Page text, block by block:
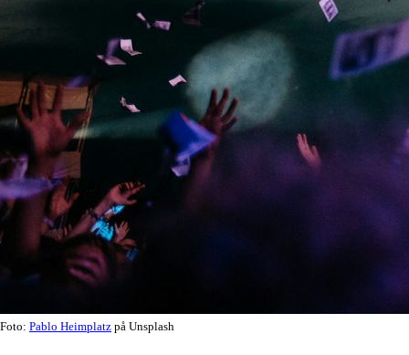
Foto: Pablo Heimplatz på Unsplash